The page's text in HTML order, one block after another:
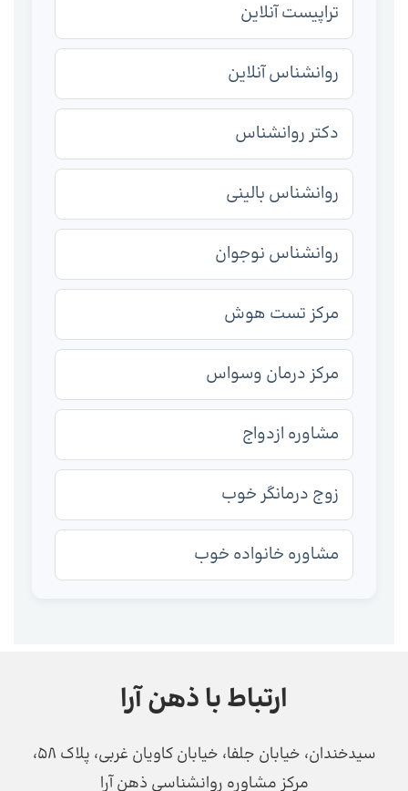
تراپیست آنلاین
روانشناس آنلاین
دکتر روانشناس
روانشناس بالینی
روانشناس نوجوان
مرکز تست هوش
مرکز درمان وسواس
مشاوره ازدواج
زوج درمانگر خوب
مشاوره خانواده خوب
ارتباط با ذهن آرا
سیدخندان، خیابان جلفا، خیابان کاویان غربی، پلاک 58،
مرکز مشاوره روانشناسی ذهن آرا